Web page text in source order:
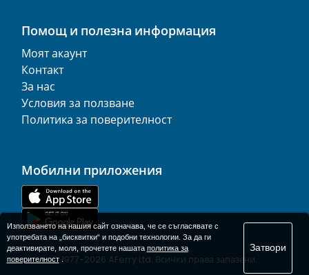
Помощ и полезна информация
Моят акаунт
Контакт
За нас
Условия за ползване
Политика за поверителност
Мобилни приложения
© 1977-2026 AFerry Ltd. Всички права запазени.
Използването на нашия сайт означава, че се съгласявате с
употребата на „бисквитки“ и подобни технологии. За да ги
деактивирате, моля, прочетете нашата политика за
поверителност.
Затвори